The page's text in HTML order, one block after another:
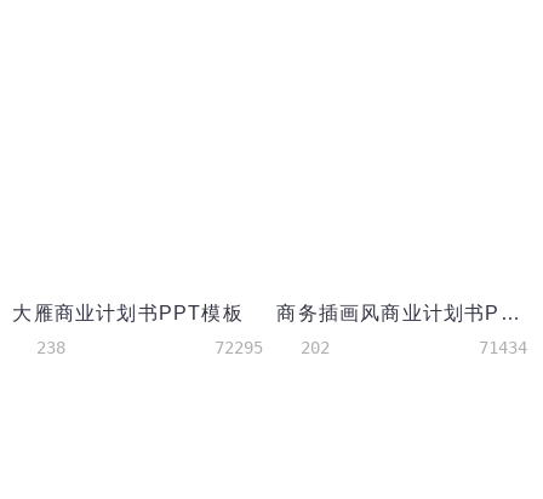
大雁商业计划书PPT模板
238 72295
商务插画风商业计划书PPT模板
202 71434